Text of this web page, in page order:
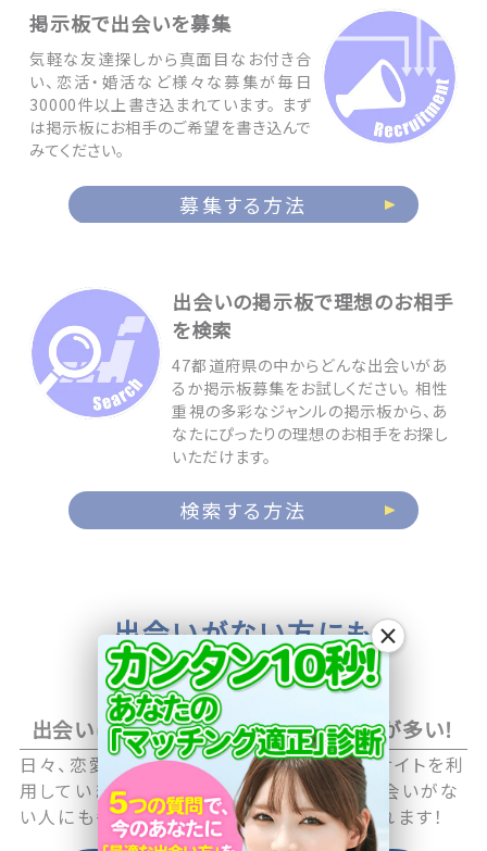
掲示板で出会いを募集
気軽な友達探しから真面目なお付き合
い、恋活・婚活など様々な募集が毎日
30000件以上書き込まれています。 まず
は掲示板にお相手のご希望を書き込んで
みてください。
募集する方法
出会いの掲示板で理想のお相手
を検索
47都道府県の中からどんな出会いがあ
るか掲示板募集をお試しください。 相性
重視の多彩なジャンルの掲示板から、あ
なたにぴったりの理想のお相手をお探し
いただけます。
検索する方法
出会いがない方にも
お相手が見つかる
出会いに積極的なアクティブユーザーが多い！
日々、恋愛や恋活に積極的な男性・女性がサイトを利
用していますので職場や日常生活の中で出会いがな
い人にも毎日新しい出会いのチャンスが訪れます！
×